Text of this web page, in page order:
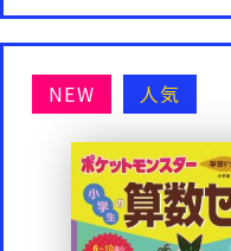
NEW 人気